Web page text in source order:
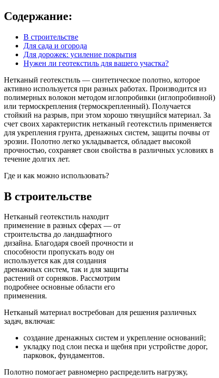
Содержание:
В строительстве
Для сада и огорода
Для дорожек: усиление покрытия
Нужен ли геотекстиль для вашего участка?
Нетканый геотекстиль — синтетическое полотно, которое
активно используется при разных работах. Производится из
полимерных волокон методом иглопробивки (иглопробивной)
или термоскрепления (термоскрепленный). Получается
стойкий на разрыв, при этом хорошо тянущийся материал. За
счет своих характеристик нетканый геотекстиль применяется
для укрепления грунта, дренажных систем, защиты почвы от
эрозии. Полотно легко укладывается, обладает высокой
прочностью, сохраняет свои свойства в различных условиях в
течение долгих лет.
Где и как можно использовать?
В строительстве
Нетканый геотекстиль находит
применение в разных сферах — от
строительства до ландшафтного
дизайна. Благодаря своей прочности и
способности пропускать воду он
используется как для создания
дренажных систем, так и для защиты
растений от сорняков. Рассмотрим
подробнее основные области его
применения.
Нетканый материал востребован для решения различных
задач, включая:
создание дренажных систем и укрепление оснований;
укладку под слои песка и щебня при устройстве дорог,
парковок, фундаментов.
Полотно помогает равномерно распределить нагрузку,